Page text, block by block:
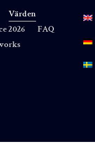
Värden
2026
FAQ